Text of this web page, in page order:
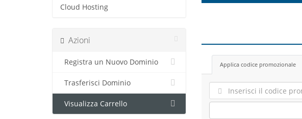
Cloud Hosting
Azioni
Registra un Nuovo Dominio
Trasferisci Dominio
Visualizza Carrello
Applica codice promozionale